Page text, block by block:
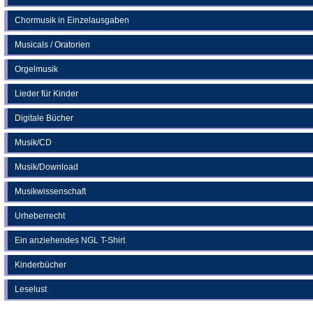
Chormusik in Einzelausgaben
Musicals / Oratorien
Orgelmusik
Lieder für Kinder
Digitale Bücher
Musik/CD
Musik/Download
Musikwissenschaft
Urheberrecht
Ein anziehendes NGL T-Shirt
Kinderbücher
Leselust